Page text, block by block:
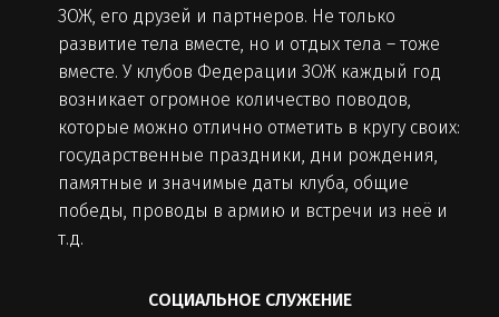
ЗОЖ, его друзей и партнеров. Не только
развитие тела вместе, но и отдых тела – тоже
вместе. У клубов Федерации ЗОЖ каждый год
возникает огромное количество поводов,
которые можно отлично отметить в кругу своих:
государственные праздники, дни рождения,
памятные и значимые даты клуба, общие
победы, проводы в армию и встречи из неё и
т.д.
СОЦИАЛЬНОЕ СЛУЖЕНИЕ